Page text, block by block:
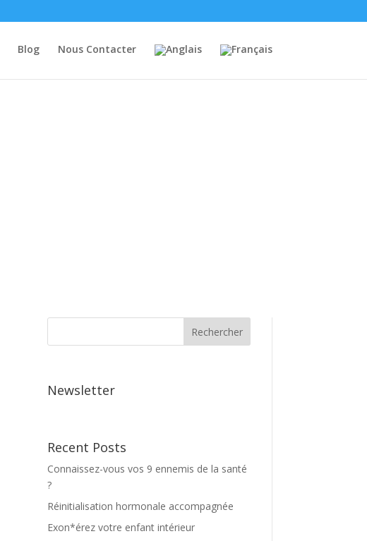
Blog Nous Contacter
Rechercher
Newsletter
Recent Posts
Connaissez-vous vos 9 ennemis de la santé
?
Réinitialisation hormonale accompagnée
Exon*érez votre enfant intérieur